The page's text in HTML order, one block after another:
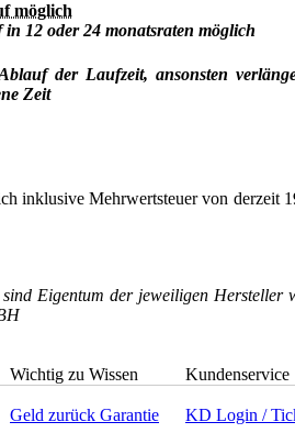
möglich
12 oder 24 monatsraten möglich
der Laufzeit, ansonsten
Zeit
inklusive Mehrwertsteuer von derzeit
Eigentum der jeweiligen
Wichtig zu Wissen Kundenservice
Geld zurück Garantie KD Login /